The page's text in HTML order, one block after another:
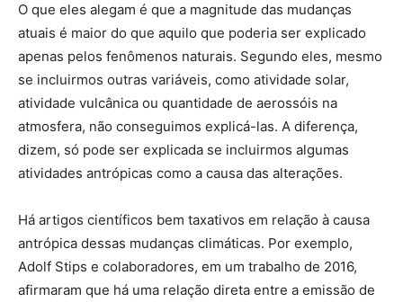
O que eles alegam é que a magnitude das mudanças
atuais é maior do que aquilo que poderia ser explicado
apenas pelos fenômenos naturais. Segundo eles, mesmo
se incluirmos outras variáveis, como atividade solar,
atividade vulcânica ou quantidade de aerossóis na
atmosfera, não conseguimos explicá-las. A diferença,
dizem, só pode ser explicada se incluirmos algumas
atividades antrópicas como a causa das alterações.
Há artigos científicos bem taxativos em relação à causa
antrópica dessas mudanças climáticas. Por exemplo,
Adolf Stips e colaboradores, em um trabalho de 2016,
afirmaram que há uma relação direta entre a emissão de